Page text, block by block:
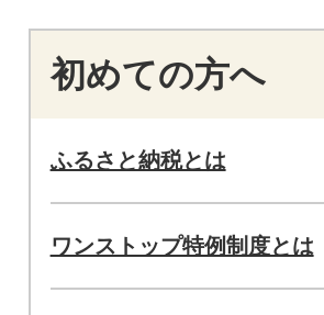
初めての方へ
ふるさと納税とは
ワンストップ特例制度とは